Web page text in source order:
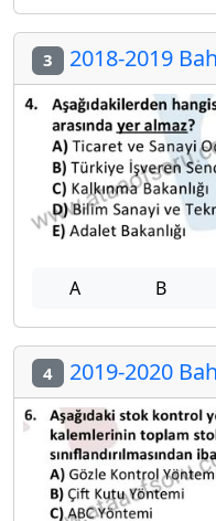
3 2018-2019
A B
4 2019-2020